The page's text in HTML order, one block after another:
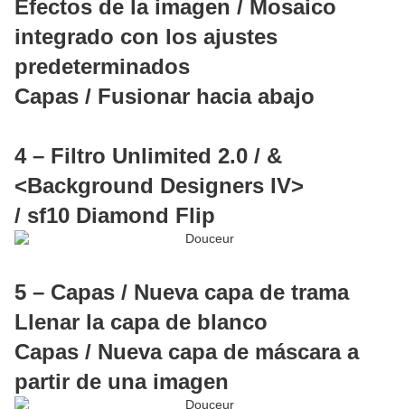
Efectos de la imagen / Mosaico
integrado con los ajustes
predeterminados
Capas / Fusionar hacia abajo
4 – Filtro Unlimited 2.0 / &
<Background Designers IV>
/ sf10 Diamond Flip
5 – Capas / Nueva capa de trama
Llenar la capa de blanco
Capas / Nueva capa de máscara a
partir de una imagen